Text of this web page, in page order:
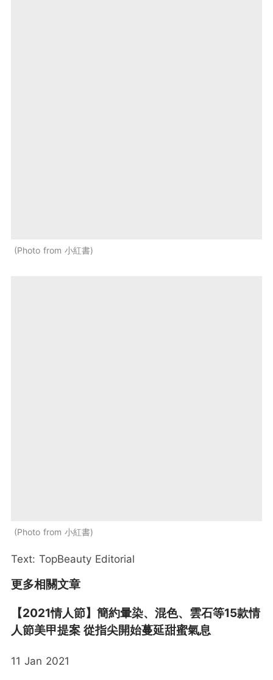
Photo from 小紅書
Photo from 小紅書
Text: TopBeauty Editorial
更多相關文章
【2021情人節】簡約暈染、混色、雲石等15款情
人節美甲提案 從指尖開始蔓延甜蜜氣息
11 Jan 2021